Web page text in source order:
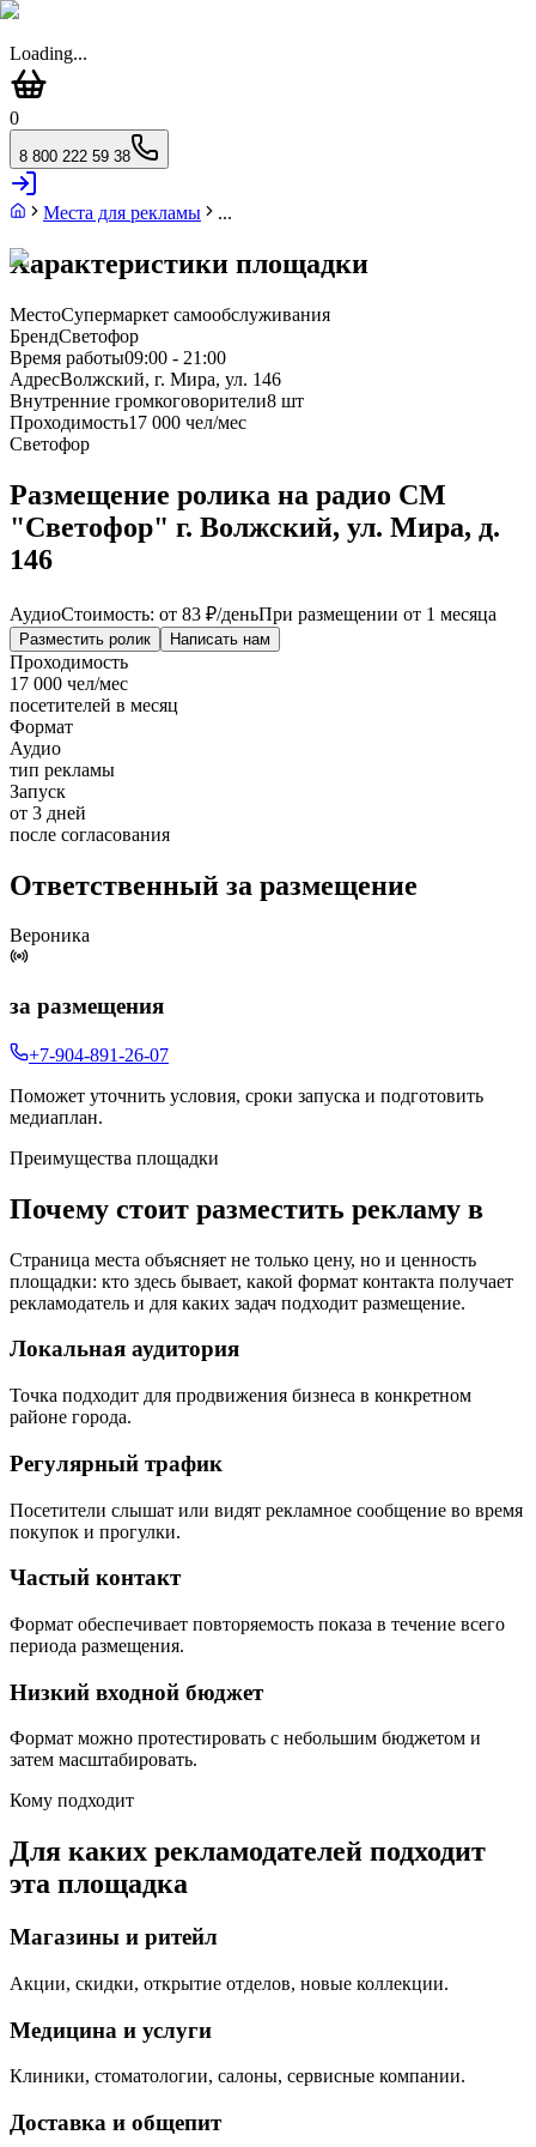
Loading...
0
8 800 222 59 38
Места для рекламы ...
Характеристики площадки
МестоСупермаркет самообслуживания
БрендСветофор
Время работы09:00 - 21:00
АдресВолжский, г. Мира, ул. 146
Внутренние громкоговорители8 шт
Проходимость17 000 чел/мес
Светофор
Размещение ролика на радио СМ
"Светофор" г. Волжский, ул. Мира, д.
146
АудиоСтоимость: от 83 ₽/деньПри размещении от 1 месяца
Разместить ролик Написать нам
Проходимость
17 000 чел/мес
посетителей в месяц
Формат
Аудио
тип рекламы
Запуск
от 3 дней
после согласования
Ответственный за размещение
Вероника
за размещения
+7-904-891-26-07
Поможет уточнить условия, сроки запуска и подготовить
медиаплан.
Преимущества площадки
Почему стоит разместить рекламу в
Страница места объясняет не только цену, но и ценность
площадки: кто здесь бывает, какой формат контакта получает
рекламодатель и для каких задач подходит размещение.
Локальная аудитория
Точка подходит для продвижения бизнеса в конкретном
районе города.
Регулярный трафик
Посетители слышат или видят рекламное сообщение во время
покупок и прогулки.
Частый контакт
Формат обеспечивает повторяемость показа в течение всего
периода размещения.
Низкий входной бюджет
Формат можно протестировать с небольшим бюджетом и
затем масштабировать.
Кому подходит
Для каких рекламодателей подходит
эта площадка
Магазины и ритейл
Акции, скидки, открытие отделов, новые коллекции.
Медицина и услуги
Клиники, стоматологии, салоны, сервисные компании.
Доставка и общепит